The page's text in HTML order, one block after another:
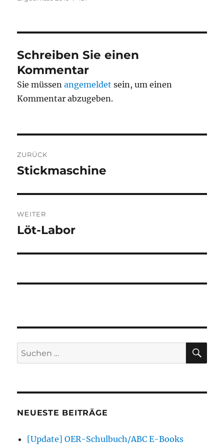
Schreiben Sie einen
Kommentar
Sie müssenangemeldet sein, um einen
Kommentar abzugeben.
ZURÜCK
Vorheriger
Stickmaschine
WEITER
Nächster
Löt-Labor
Suchen
nach:
NEUESTE BEITRÄGE
[Update] OER-Schulbuch/ABC E-Books